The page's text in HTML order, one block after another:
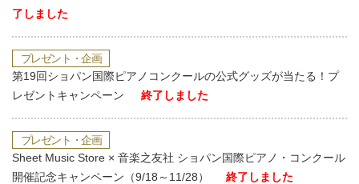
了しました
プレゼント・企画
第19回ショパン国際ピアノコンクールの公式グッズが当たる！プ
レゼントキャンペーン
終了しました
プレゼント・企画
Sheet Music Store × 音楽之友社 ショパン国際ピアノ・コンクール
開催記念キャンペーン（9/18～11/28）
終了しました